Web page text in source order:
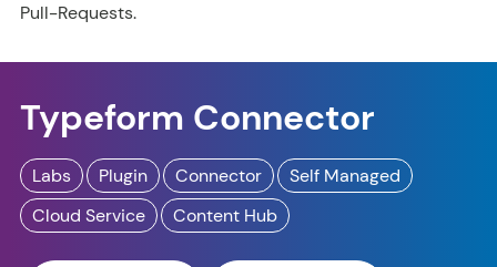
Pull-Requests.
Typeform Connector
Labs Plugin Connector
Self Managed
Cloud Service
Content Hub